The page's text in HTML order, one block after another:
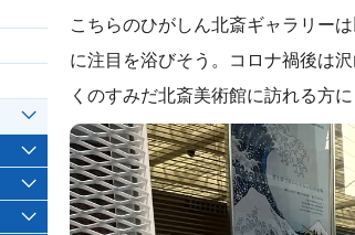
こちらのひがしん北斎ギャラリー
に注目を浴びそう。コロナ禍後は
くのすみだ北斎美術館に訪れる方